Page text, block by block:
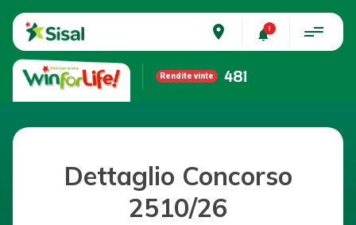
place
Rendite vinte 481
Dettaglio Concorso
2510/26